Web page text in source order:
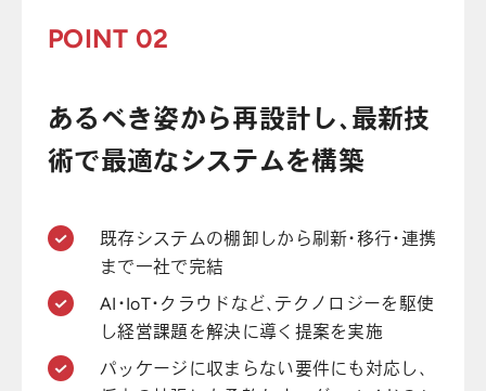
POINT 02
あるべき姿から再設計し、最新技
術で最適なシステムを構築
既存システムの棚卸しから刷新・移行・連携
まで一社で完結
AI・IoT・クラウドなど、テクノロジーを駆使
し経営課題を解決に導く提案を実施
パッケージに収まらない要件にも対応し、